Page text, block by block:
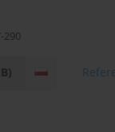
290